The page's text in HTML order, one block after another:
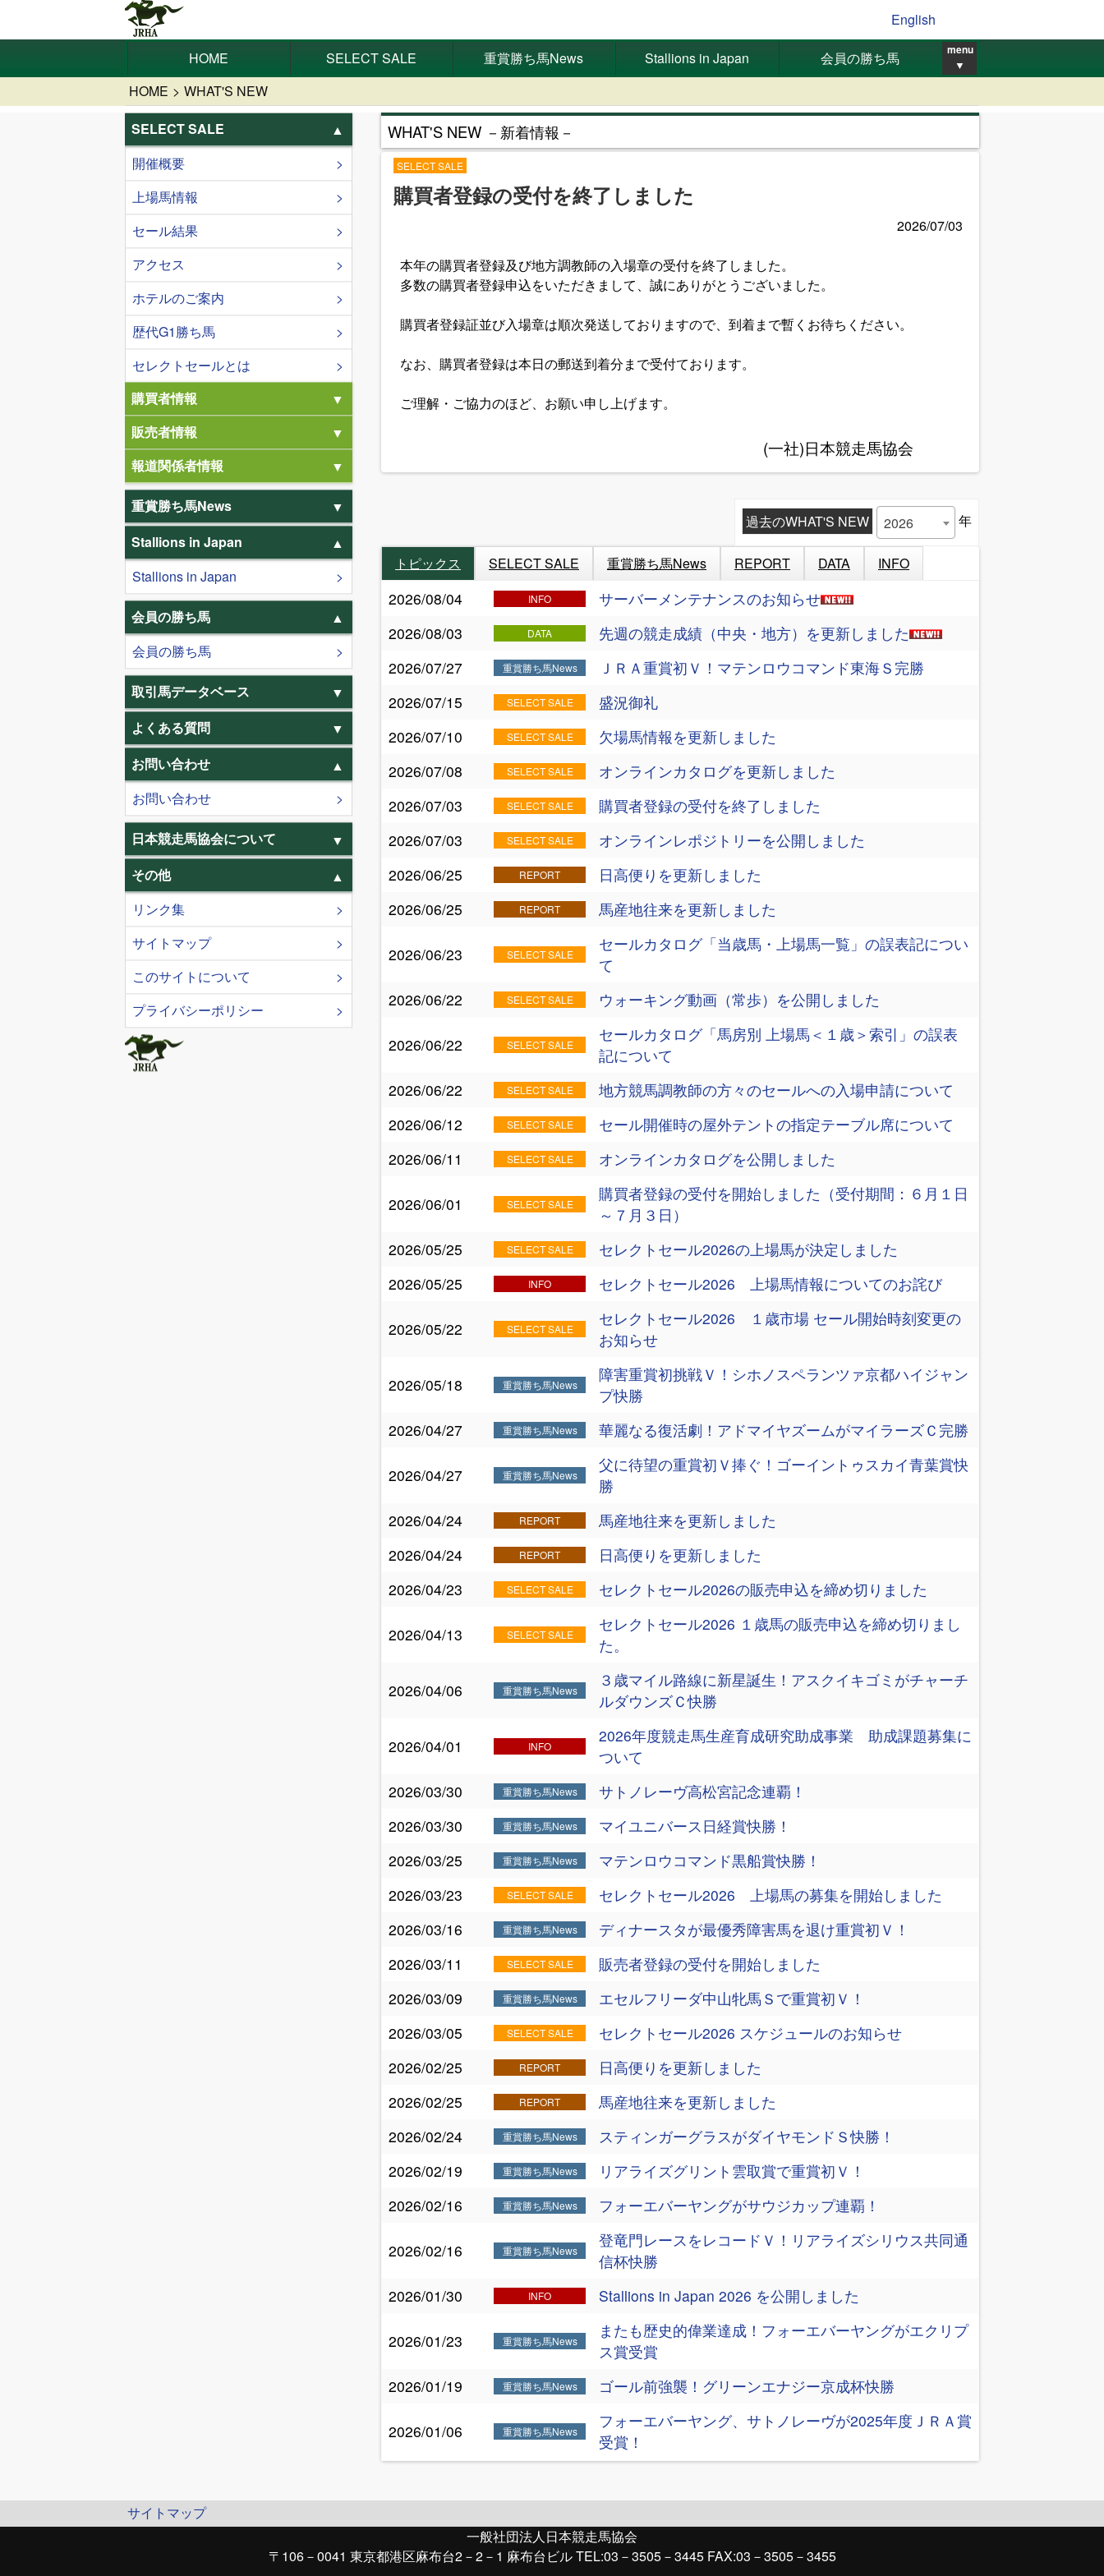
English
HOME SELECT SALE 重賞勝ち馬News Stallions in Japan 会員の勝ち馬 menu
▼
HOME WHAT'S NEW
SELECT SALE
開催概要
上場馬情報
セール結果
アクセス
ホテルのご案内
歴代G1勝ち馬
セレクトセールとは
購買者情報
販売者情報
報道関係者情報
重賞勝ち馬News
Stallions in Japan
Stallions in Japan
会員の勝ち馬
会員の勝ち馬
取引馬データベース
よくある質問
お問い合わせ
お問い合わせ
日本競走馬協会について
その他
リンク集
サイトマップ
このサイトについて
プライバシーポリシー
WHAT'S NEW －新着情報－
SELECT SALE
購買者登録の受付を終了しました
2026/07/03
本年の購買者登録及び地方調教師の入場章の受付を終了しました。
多数の購買者登録申込をいただきまして、誠にありがとうございました。
購買者登録証並び入場章は順次発送しておりますので、到着まで暫くお待ちください。
なお、購買者登録は本日の郵送到着分まで受付ております。
ご理解・ご協力のほど、お願い申し上げます。
(一社)日本競走馬協会
過去のWHAT'S NEW 2026 年
トピックス SELECT SALE 重賞勝ち馬News REPORT DATA INFO
2026/08/04 INFO
サーバーメンテナンスのお知らせ
2026/08/03
DATA
先週の競走成績（中央・地方）を更新しました
2026/07/27
重賞勝ち馬News
ＪＲＡ重賞初Ｖ！マテンロウコマンド東海Ｓ完勝
2026/07/15
SELECT SALE
盛況御礼
2026/07/10
SELECT SALE
欠場馬情報を更新しました
2026/07/08
SELECT SALE
オンラインカタログを更新しました
2026/07/03
SELECT SALE
購買者登録の受付を終了しました
2026/07/03
SELECT SALE
オンラインレポジトリーを公開しました
2026/06/25
REPORT
日高便りを更新しました
2026/06/25
REPORT 馬産地往来を更新しました
2026/06/23 SELECT SALE
セールカタログ「当歳馬・上場馬一覧」の誤表記につい
て
2026/06/22
SELECT SALE ウォーキング動画（常歩）を公開しました
2026/06/22 SELECT SALE
セールカタログ「馬房別 上場馬＜１歳＞索引」の誤表
記について
2026/06/22
SELECT SALE
地方競馬調教師の方々のセールへの入場申請について
2026/06/12
SELECT SALE
セール開催時の屋外テントの指定テーブル席について
2026/06/11
SELECT SALE オンラインカタログを公開しました
2026/06/01 SELECT SALE
購買者登録の受付を開始しました（受付期間：６月１日
～７月３日）
2026/05/25
SELECT SALE
セレクトセール2026の上場馬が決定しました
2026/05/25
INFO セレクトセール2026 上場馬情報についてのお詫び
2026/05/22 SELECT SALE
セレクトセール2026 １歳市場 セール開始時刻変更の
お知らせ
2026/05/18 重賞勝ち馬News
障害重賞初挑戦Ｖ！シホノスペランツァ京都ハイジャン
プ快勝
2026/04/27
重賞勝ち馬News 華麗なる復活劇！アドマイヤズームがマイラーズＣ完勝
2026/04/27 重賞勝ち馬News
父に待望の重賞初Ｖ捧ぐ！ゴーイントゥスカイ青葉賞快
勝
2026/04/24
REPORT
馬産地往来を更新しました
2026/04/24
REPORT
日高便りを更新しました
2026/04/23
SELECT SALE セレクトセール2026の販売申込を締め切りました
2026/04/13 SELECT SALE
セレクトセール2026 １歳馬の販売申込を締め切りまし
た。
2026/04/06 重賞勝ち馬News
３歳マイル路線に新星誕生！アスクイキゴミがチャーチ
ルダウンズＣ快勝
2026/04/01 INFO
2026年度競走馬生産育成研究助成事業 助成課題募集に
ついて
2026/03/30
重賞勝ち馬News
サトノレーヴ高松宮記念連覇！
2026/03/30
重賞勝ち馬News
マイユニバース日経賞快勝！
2026/03/25
重賞勝ち馬News
マテンロウコマンド黒船賞快勝！
2026/03/23
SELECT SALE
セレクトセール2026 上場馬の募集を開始しました
2026/03/16
重賞勝ち馬News
ディナースタが最優秀障害馬を退け重賞初Ｖ！
2026/03/11
SELECT SALE
販売者登録の受付を開始しました
2026/03/09
重賞勝ち馬News
エセルフリーダ中山牝馬Ｓで重賞初Ｖ！
2026/03/05
SELECT SALE
セレクトセール2026 スケジュールのお知らせ
2026/02/25
REPORT
日高便りを更新しました
2026/02/25
REPORT
馬産地往来を更新しました
2026/02/24
重賞勝ち馬News
スティンガーグラスがダイヤモンドＳ快勝！
2026/02/19
重賞勝ち馬News
リアライズグリント雲取賞で重賞初Ｖ！
2026/02/16
重賞勝ち馬News フォーエバーヤングがサウジカップ連覇！
2026/02/16 重賞勝ち馬News
登竜門レースをレコードＶ！リアライズシリウス共同通
信杯快勝
2026/01/30
INFO Stallions in Japan 2026 を公開しました
2026/01/23 重賞勝ち馬News
またも歴史的偉業達成！フォーエバーヤングがエクリプ
ス賞受賞
2026/01/19
重賞勝ち馬News ゴール前強襲！グリーンエナジー京成杯快勝
2026/01/06 重賞勝ち馬News
フォーエバーヤング、サトノレーヴが2025年度ＪＲＡ賞
受賞！
サイトマップ
一般社団法人日本競走馬協会
〒106－0041 東京都港区麻布台2－2－1 麻布台ビル TEL:03－3505－3445 FAX:03－3505－3455